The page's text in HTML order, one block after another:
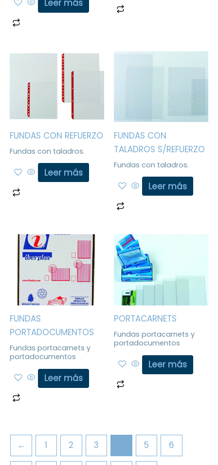
Leer más
FUNDAS CON REFUERZO
Fundas con taladros.
Leer más
FUNDAS CON
TALADROS S/REFUERZO
Fundas con taladros.
Leer más
FUNDAS
PORTADOCUMENTOS
Fundas portacarnets y
portadocumentos
Leer más
PORTACARNETS
Fundas portacarnets y
portadocumentos
Leer más
← 1 2 3 5 6